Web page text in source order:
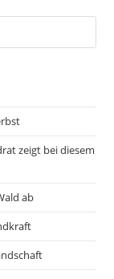
zeigt bei diesem
ab